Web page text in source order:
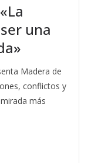
una
Madera de
conflictos y
más